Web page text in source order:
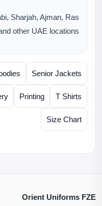
Sharjah, Ajman, Ras
other UAE locations.
Senior Jackets
T Shirts
Printing
Size Chart
Orient Uniforms FZE